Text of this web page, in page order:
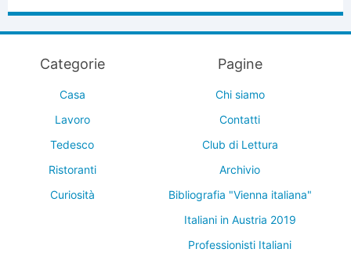
Categorie
Casa
Lavoro
Tedesco
Ristoranti
Curiosità
Pagine
Chi siamo
Contatti
Club di Lettura
Archivio
Bibliografia "Vienna italiana"
Italiani in Austria 2019
Professionisti Italiani